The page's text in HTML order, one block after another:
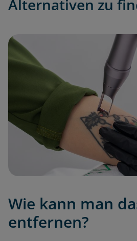
Alternativen zu
Wie kann man
entfernen?